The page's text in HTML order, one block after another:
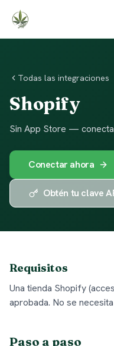
Todas las integraciones
Shopify
Sin App Store — conecta
Conectar ahora
Obtén tu clave
Requisitos
Una tienda Shopify
aprobada. No se
Paso a paso